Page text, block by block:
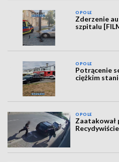
OPOLE
Zderzenie
szpitalu
OPOLE
Potrącenie
ciężkim
OPOLE
Zaatakował